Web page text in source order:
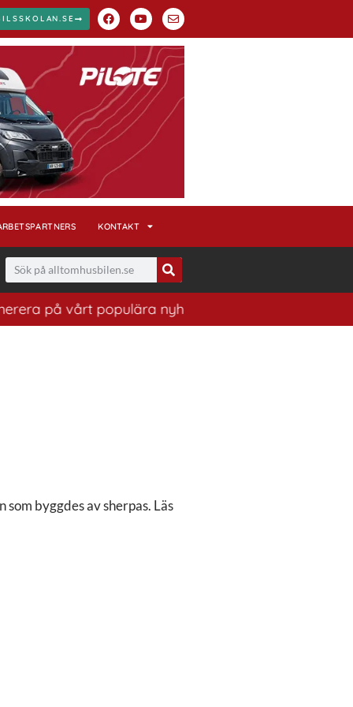
KONTAKT
på vårt populära nyhetsbrev. Ett bra sätt att ha
byggdes av sherpas. Läs